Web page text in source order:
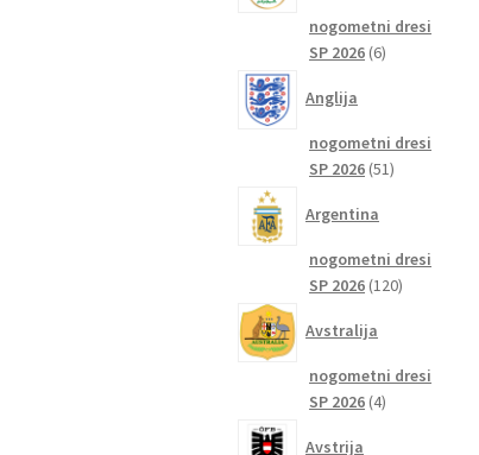
nogometni dresi
SP 2026 66
Anglija
nogometni dresi
SP 2026 5151
Argentina
nogometni dresi
SP 2026 120120
Avstralija
nogometni dresi
SP 2026 44
Avstrija